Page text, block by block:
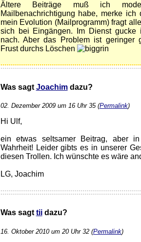
Ältere Beiträge muß ich
Mailbenachrichtigung habe, merke
mein Evolution (Mailprogramm) fragt
sich bei Eingängen. Im Dienst gucke
nach. Aber das Problem ist geringer
Frust durchs Löschen
Was sagt Joachimdazu?
02. Dezember 2009 um 16 Uhr 35 (Permalink)
Hi Ulf,
ein etwas seltsamer Beitrag, aber
Wahrheit! Leider gibts es in unserer
diesen Trollen. Ich wünschte es wäre
LG, Joachim
Was sagt tiidazu?
16. Oktober 2010 um 20 Uhr 32 (Permalink)